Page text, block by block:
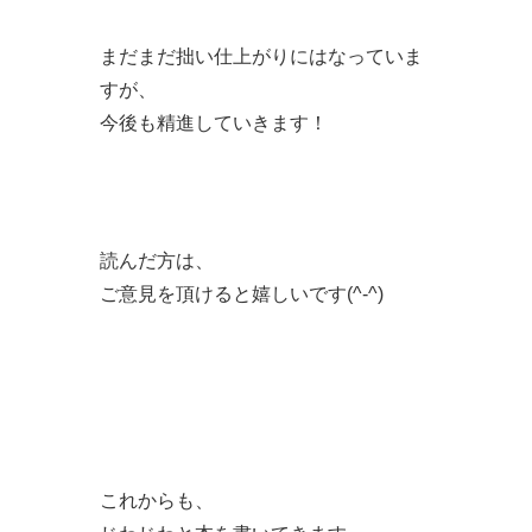
まだまだ拙い仕上がりにはなっていま
すが、
今後も精進していきます！
読んだ方は、
ご意見を頂けると嬉しいです(^-^)
これからも、